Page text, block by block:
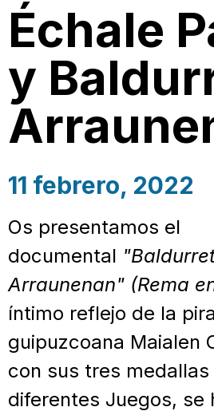
Échale
y
11 febrero, 2022
Os presentamos el
documental
Arraunenan" (Rema
íntimo reflejo de la
guipuzcoana Maialen
con sus tres
diferentes Juegos, se